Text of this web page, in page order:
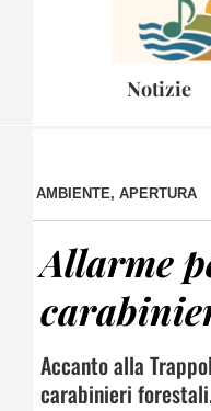
Notizie
AMBIENTE, APERTURA
Allarme
Accanto alla
carabinieri